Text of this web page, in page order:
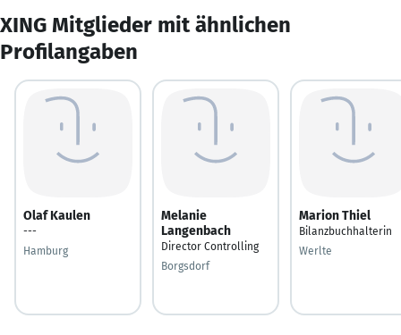
XING Mitglieder mit ähnlichen
Profilangaben
Olaf Kaulen
---
Hamburg
Melanie
Langenbach
Director Controlling
Borgsdorf
Marion Thiel
Bilanzbuchhalterin
Werlte